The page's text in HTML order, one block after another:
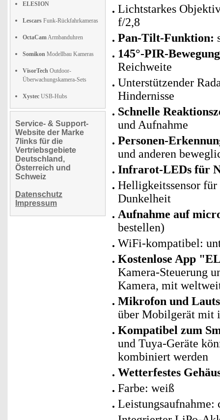
ELESION
Lescars Funk-Rückfahrkameras
OctaCamArmbanduhren
Somikon Modellbau Kameras
VisorTech Outdoor-
Überwachungskamera-Sets
Xystec USB-Hubs
Service- & Support-
Website der Marke
7links für die
Vertriebsgebiete
Deutschland,
Österreich und
Schweiz
Datenschutz
Impressum
Lichtstarkes
f/2,8
Pan-Tilt-Funktion:
145°-PIR-
Reichweite
Unterstützender
Hindernisse
Schnelle
und Aufnahme
Personen-
und anderen
Infrarot-LEDs für
Helligkeitssensor
Dunkelheit
Aufnahme auf
bestellen)
WiFi-kompatibel:
Kostenlose App
Kamera-Steuerung
Kamera, mit
Mikrofon und
über Mobilgerät mit
Kompatibel zum
und Tuya-Geräte
kombiniert werden
Wetterfestes
Farbe: weiß
Leistungsaufnahme: